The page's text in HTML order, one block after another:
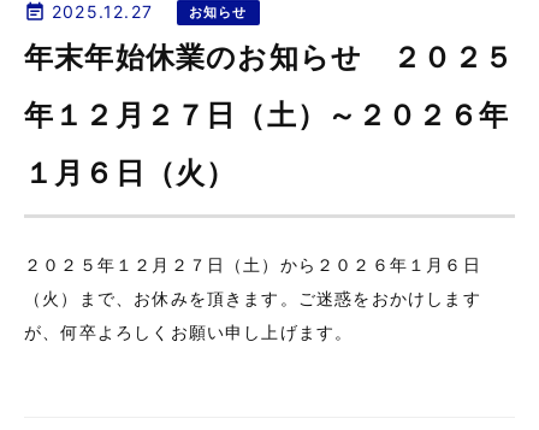
event_note 2025.12.27 お知らせ
年末年始休業のお知らせ ２０２５
年１２月２７日（土）～２０２６年
１月６日（火）
２０２５年１２月２７日（土）から２０２６年１月６日
（火）まで、お休みを頂きます。ご迷惑をおかけします
が、何卒よろしくお願い申し上げます。